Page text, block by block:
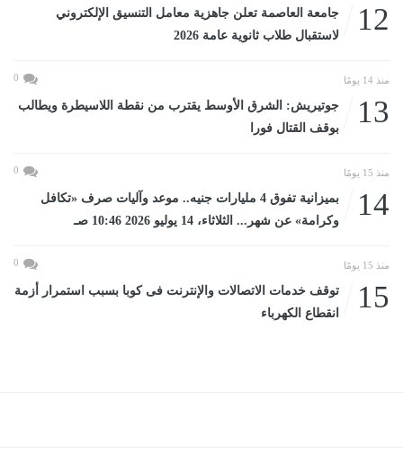
12
جامعة العاصمة تعلن جاهزية معامل التنسيق الإلكتروني
لاستقبال طلاب ثانوية عامة 2026
منذ 14 يومًا 0
13
جوتيريش: الشرق الأوسط يقترب من نقطة اللاسيطرة ويطالب
بوقف القتال فورا
منذ 15 يومًا 0
14
بميزانية تفوق 4 مليارات جنيه.. موعد وآليات صرف «تكافل
وكرامة» عن شهر... الثلاثاء، 14 يوليو 2026 10:46 صـ
منذ 15 يومًا 0
15
توقف خدمات الاتصالات والإنترنت فى كوبا بسبب استمرار أزمة
انقطاع الكهرباء